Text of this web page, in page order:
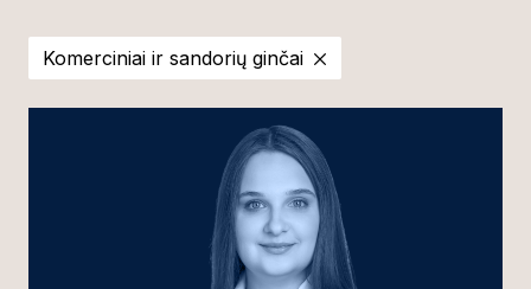
Komerciniai ir sandorių ginčai